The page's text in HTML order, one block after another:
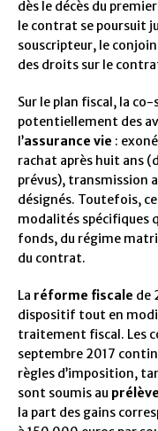
dès le décès du
le contrat se poursuit
souscripteur, le
des droits sur le
Sur le plan fiscal, la
potentiellement des
l’assurance vie :
rachat après huit ans
prévus), transmission
désignés. Toutefois,
modalités spécifiques
fonds, du régime
du contrat.
La réforme fiscale de
dispositif tout en
traitement fiscal. Les
septembre 2017
règles d’imposition,
sont soumis au
la part des gains